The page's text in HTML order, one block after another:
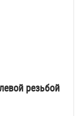
резьбой